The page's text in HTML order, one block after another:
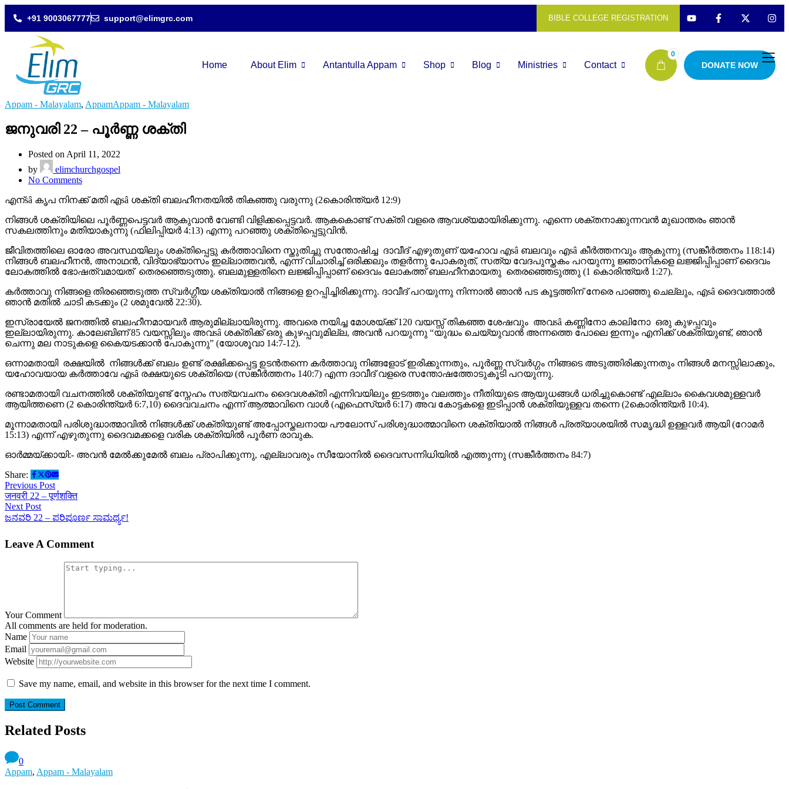
+91 9003067777 support@elimgrc.com BIBLE COLLEGE REGISTRATION
Home About Elim Antantulla Appam Shop Blog Ministries Contact
0
DONATE NOW
Appam - Malayalam, AppamAppam - Malayalam
ജനുവരി 22 – പൂർണ്ണ ശക്തി
Posted on April 11, 2022
by
elimchurchgospel
No Comments
എന്sâ കൃപ നിനക്ക് മതി എsâ ശക്തി ബലഹീനതയിൽ തികഞ്ഞു വരുന്നു (2കൊരിന്ത്യർ 12:9)
നിങ്ങൾ ശക്തിയിലെ പൂർണ്ണപെട്ടവർ ആകുവാൻ വേണ്ടി വിളിക്കപ്പെട്ടവർ. ആകകൊണ്ട് സക്തി വളരെ ആവശ്യമായിരിക്കുന്നു. എന്നെ ശക്തനാക്കുന്നവൻ മുഖാന്തരം ഞാൻ
സകലത്തിനും മതിയാകുന്നു (ഫിലിപ്പിയർ 4:13) എന്നു പറഞ്ഞു ശക്തിപ്പെട്ടുവിൻ.
ജീവിതത്തിലെ ഓരോ അവസ്ഥയിലും ശക്തിപ്പെട്ടു കർത്താവിനെ സ്തുതിച്ചു സന്തോഷിച്ച ദാവീദ് എഴുതുണ് യഹോവ എsâ ബലവും എsâ കീർത്തനവും ആകുന്നു (സങ്കീർത്തനം 118:14)
നിങ്ങൾ ബലഹീനൻ, അനാഥൻ, വിദ്യാഭ്യാസം ഇല്ലാത്തവൻ, എന്ന് വിചാരിച്ച് ഒരിക്കലും തളർന്നു പോകരുത്, സത്യ വേദപുസ്തകം പറയുന്നു ജ്ഞാനികളെ ലജ്ജിപ്പിപ്പാണ് ദൈവം
ലോകത്തിൽ ഭോഷത്വമായത് തെരഞ്ഞെടുത്തു. ബലമുള്ളതിനെ ലജ്ജിപ്പിപ്പാണ് ദൈവം ലോകത്ത് ബലഹീനമായതു തെരഞ്ഞെടുത്തു (1 കൊരിന്ത്യർ 1:27).
കർത്താവു നിങ്ങളെ തിരഞ്ഞെടുത്ത സ്വർഗ്ഗീയ ശക്തിയാൽ നിങ്ങളെ ഉറപ്പിച്ചിരിക്കുന്നു. ദാവീദ് പറയുന്നു നിന്നാൽ ഞാൻ പട കൂട്ടത്തിന് നേരെ പാഞ്ഞു ചെല്ലും, എsâ ദൈവത്താൽ
ഞാൻ മതിൽ ചാടി കടക്കും (2 ശമുവേൽ 22:30).
ഇസ്രായേൽ ജനത്തിൽ ബലഹീനമായവർ ആരുമില്ലായിരുന്നു. അവരെ നയിച്ച മോശയ്ക്ക് 120 വയസ്സ് തികഞ്ഞ ശേഷവും അവsâ കണ്ണിനോ കാലിനോ ഒരു കുഴപ്പവും
ഇല്ലായിരുന്നു. കാലേബിണ് 85 വയസ്സിലും അവsâ ശക്തിക്ക് ഒരു കുഴപ്പവുമില്ല, അവൻ പറയുന്നു “യുദ്ധം ചെയ്യുവാൻ അന്നത്തെ പോലെ ഇന്നും എനിക്ക് ശക്തിയുണ്ട്, ഞാൻ
ചെന്നു മല നാടുകളെ കൈയടക്കാൻ പോകുന്നു” (യോശൂവാ 14:7-12).
ഒന്നാമതായി രക്ഷയിൽ നിങ്ങൾക്ക് ബലം ഉണ്ട് രക്ഷിക്കപ്പെട്ട ഉടൻതന്നെ കർത്താവു നിങ്ങളോട് ഇരിക്കുന്നതും, പൂർണ്ണ സ്വർഗ്ഗം നിങ്ങടെ അടുത്തിരിക്കുന്നതും നിങ്ങൾ മനസ്സിലാക്കും,
യഹോവയായ കർത്താവേ എsâ രക്ഷയുടെ ശക്തിയെ (സങ്കീർത്തനം 140:7) എന്ന ദാവീദ് വളരെ സന്തോഷത്തോടുകൂടി പറയുന്നു.
രണ്ടാമതായി വചനത്തിൽ ശക്തിയുണ്ട് സ്നേഹം സത്യവചനം ദൈവശക്തി എന്നിവയിലും ഇടത്തും വലത്തും നീതിയുടെ ആയുധങ്ങൾ ധരിച്ചുകൊണ്ട് എല്ലാം കൈവശമുള്ളവർ
ആയിത്തണെ (2 കൊരിന്ത്യർ 6:7,10) ദൈവവചനം എന്ന് ആത്മാവിനെ വാൾ (എഫെസ്യർ 6:17) അവ കോട്ടകളെ ഇടിപ്പാൻ ശക്തിയുള്ളവ തന്നെ (2കൊരിന്ത്യർ 10:4).
മൂന്നാമതായി പരിശുദ്ധാത്മാവിൽ നിങ്ങൾക്ക് ശക്തിയുണ്ട് അപ്പോസ്തലനായ പൗലോസ് പരിശുദ്ധാത്മാവിനെ ശക്തിയാൽ നിങ്ങൾ പ്രത്യാശയിൽ സമൃദ്ധി ഉള്ളവർ ആയി (റോമർ
15:13) എന്ന് എഴുതുന്നു ദൈവമക്കളെ വരിക ശക്തിയിൽ പൂർണ രാവുക.
ഓർമ്മയ്ക്കായി:- അവൻ മേൽക്കുമേൽ ബലം പ്രാപിക്കുന്നു, എല്ലാവരും സീയോനിൽ ദൈവസന്നിധിയിൽ എത്തുന്നു (സങ്കീർത്തനം 84:7)
Share:
Previous Post
जनवरी 22 – पूर्णशक्ति
Next Post
ಜನವರಿ 22 – ಪರಿಪೂರ್ಣ ಸಾಮರ್ಥ್ಯ!
Leave A Comment
Your Comment
All comments are held for moderation.
Name
Email
Website
Save my name, email, and website in this browser for the next time I comment.
Related Posts
0
Appam, Appam - Malayalam